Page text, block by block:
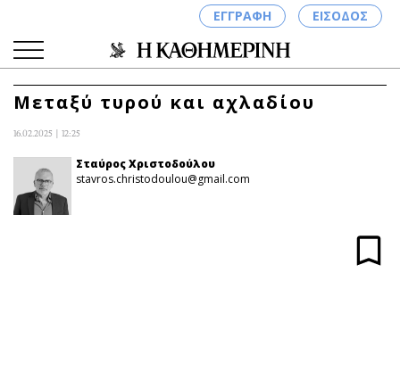
ΕΓΓΡΑΦΗ ΕΙΣΟΔΟΣ
ΚΑΤΗΓΟΡΙΕΣ
Κύπρος
Παιδεία
Απόψεις
Μεταξύ τυρού και αχλαδίου
16.02.2025 | 12:25
Σταύρος Χριστοδούλου
stavros.christodoulou@gmail.com